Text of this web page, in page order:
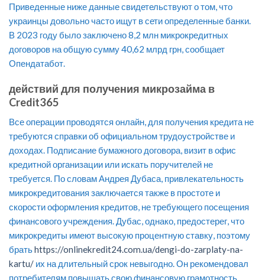
Приведенные ниже данные свидетельствуют о том, что
украинцы довольно часто ищут в сети определенные банки.
В 2023 году было заключено 8,2 млн микрокредитных
договоров на общую сумму 40,62 млрд грн, сообщает
Опендатабот.
действий для получения микрозайма в
Credit365
Все операции проводятся онлайн, для получения кредита не
требуются справки об официальном трудоустройстве и
доходах. Подписание бумажного договора, визит в офис
кредитной организации или искать поручителей не
требуется. По словам Андрея Дубаса, привлекательность
микрокредитования заключается также в простоте и
скорости оформления кредитов, не требующего посещения
финансового учреждения. Дубас, однако, предостерег, что
микрокредиты имеют высокую процентную ставку, поэтому
братьhttps://onlinekredit24.com.ua/dengi-do-zarplaty-na-
kartu/ их на длительный срок невыгодно. Он рекомендовал
потребителям повышать свою финансовую грамотность.